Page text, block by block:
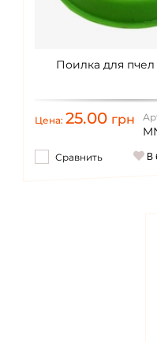
Поилка для пчел
Цена:25.00 грн
Сравнить В